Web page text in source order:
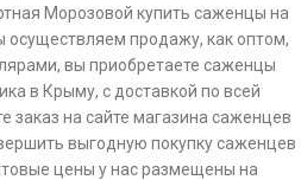
Морозовой купить саженцы на
продажу, как оптом,
вы приобретаете саженцы
в Крыму, с доставкой по всей
заказ на сайте магазина саженцев
выгодную покупку саженцев
цены у нас размещены на